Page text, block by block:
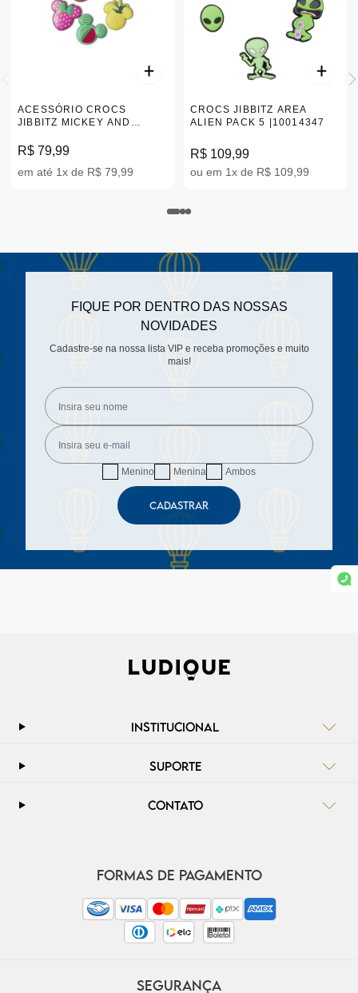
ACESSÓRIO CROCS
JIBBITZ MICKEY AND
|10011266
R$ 79,99
em até 1x de R$ 79,99
CROCS JIBBITZ AREA
ALIEN PACK 5 |10014347
R$ 109,99
ou em 1x de R$ 109,99
FIQUE POR DENTRO DAS NOSSAS
NOVIDADES
Cadastre-se na nossa lista VIP e receba promoções e muito
mais!
Menino Menina Ambos
CADASTRAR
INSTITUCIONAL
SUPORTE
CONTATO
FORMAS DE PAGAMENTO
SEGURANÇA